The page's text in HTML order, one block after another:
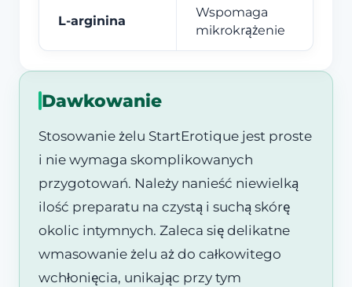
L-arginina
Wspomaga
mikrokrążenie
Dawkowanie
Stosowanie żelu StartErotique jest proste
i nie wymaga skomplikowanych
przygotowań. Należy nanieść niewielką
ilość preparatu na czystą i suchą skórę
okolic intymnych. Zaleca się delikatne
wmasowanie żelu aż do całkowitego
wchłonięcia, unikając przy tym